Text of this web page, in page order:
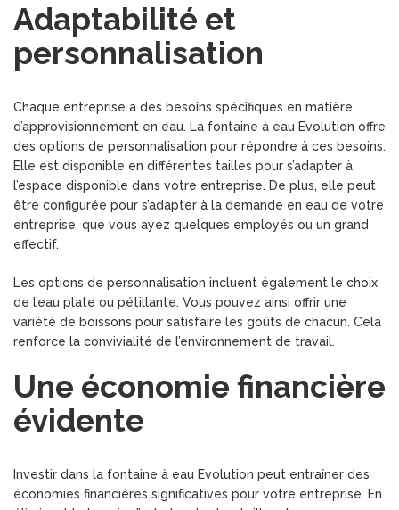
Adaptabilité et
personnalisation
Chaque entreprise a des besoins spécifiques en matière
d’approvisionnement en eau. La fontaine à eau Evolution offre
des options de personnalisation pour répondre à ces besoins.
Elle est disponible en différentes tailles pour s’adapter à
l’espace disponible dans votre entreprise. De plus, elle peut
être configurée pour s’adapter à la demande en eau de votre
entreprise, que vous ayez quelques employés ou un grand
effectif.
Les options de personnalisation incluent également le choix
de l’eau plate ou pétillante. Vous pouvez ainsi offrir une
variété de boissons pour satisfaire les goûts de chacun. Cela
renforce la convivialité de l’environnement de travail.
Une économie financière
évidente
Investir dans la fontaine à eau Evolution peut entraîner des
économies financières significatives pour votre entreprise. En